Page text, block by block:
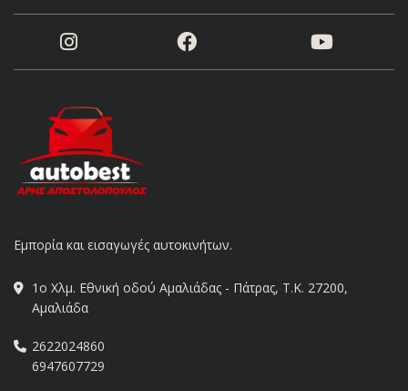
Εμπορία και εισαγωγές αυτοκινήτων.
1ο Χλμ. Εθνική οδού Αμαλιάδας - Πάτρας, Τ.Κ. 27200,
Αμαλιάδα
2622024860
6947607729